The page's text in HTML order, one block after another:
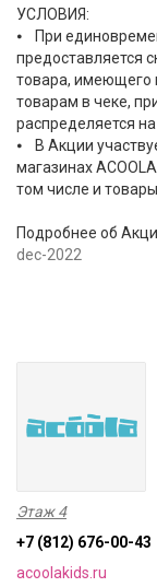
УСЛОВИЯ:
⦁ При
предоставляется
товара, имеющего
товарам в чеке,
распределяется
⦁ В Акции
магазинах
том числе и
Подробнее об
dec-2022
Этаж 4
+7 (812) 676-00-43
acoolakids.ru